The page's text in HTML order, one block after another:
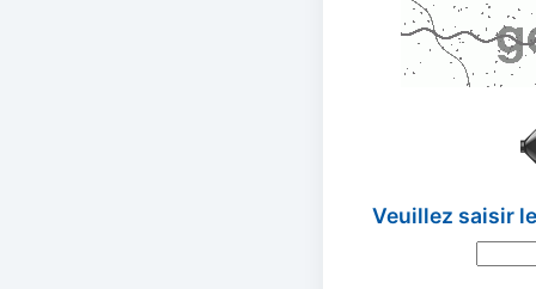
Veuillez saisir